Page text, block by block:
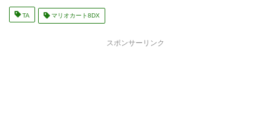
TA マリオカート8DX
スポンサーリンク